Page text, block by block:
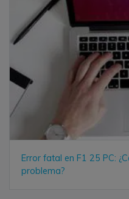
Error fatal en F1 25 PC:
problema?